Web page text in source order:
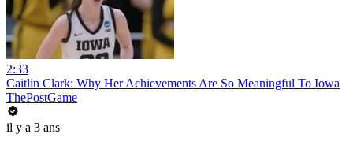
2:33
Caitlin Clark: Why Her Achievements Are So Meaningful To Iowa
ThePostGame
il y a 3 ans